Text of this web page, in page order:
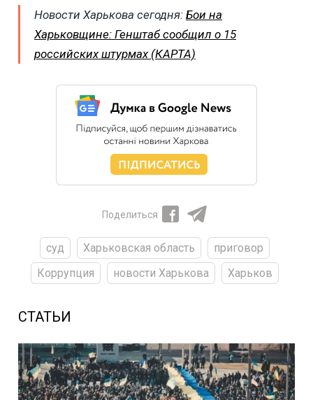
Новости Харькова сегодня: Бои на
Харьковщине: Генштаб сообщил о 15
российских штурмах (КАРТА)
Поделиться
суд Харьковская область
приговор
Коррупция
новости Харькова Харьков
СТАТЬИ